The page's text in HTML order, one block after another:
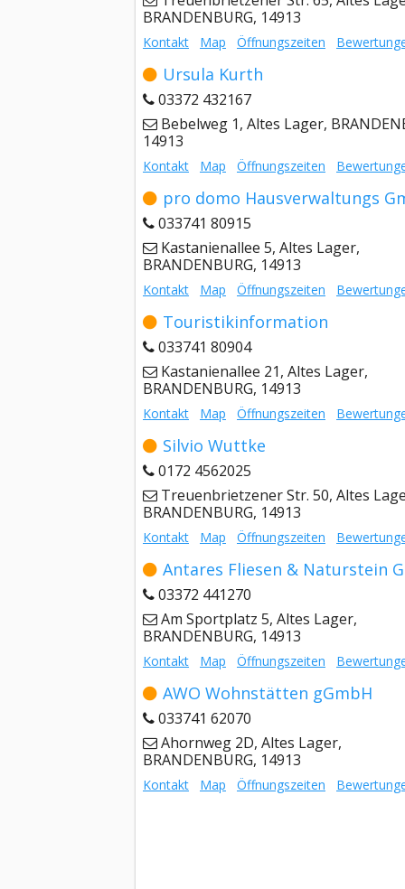
BRANDENBURG, 14913
Kontakt Map Öffnungszeiten
Ursula Kurth
03372 432167
Bebelweg 1, Altes Lager,
14913
Kontakt Map Öffnungszeiten
pro domo Hausverwaltungs
033741 80915
Kastanienallee 5, Altes Lager,
BRANDENBURG, 14913
Kontakt Map Öffnungszeiten
Touristikinformation
033741 80904
Kastanienallee 21, Altes Lager,
BRANDENBURG, 14913
Kontakt Map Öffnungszeiten
Silvio Wuttke
0172 4562025
Treuenbrietzener Str. 50, Altes
BRANDENBURG, 14913
Kontakt Map Öffnungszeiten
Antares Fliesen & Naturstein
03372 441270
Am Sportplatz 5, Altes Lager,
BRANDENBURG, 14913
Kontakt Map Öffnungszeiten
AWO Wohnstätten gGmbH
033741 62070
Ahornweg 2D, Altes Lager,
BRANDENBURG, 14913
Kontakt Map Öffnungszeiten